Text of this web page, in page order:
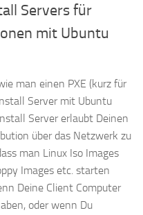
Servers für
mit Ubuntu
man einen PXE (kurz für
Server mit Ubuntu
Server erlaubt Deinen
über das Netzwerk zu
man Linux Iso Images
Images etc. starten
Deine Client Computer
oder wenn Du